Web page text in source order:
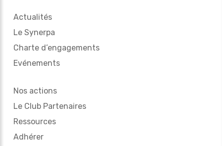
Actualités
Le Synerpa
Charte d’engagements
Evénements
Nos actions
Le Club Partenaires
Ressources
Adhérer